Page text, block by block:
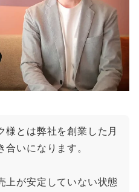
様とは弊社を創業した月
合いになります。
上が安定していない状態